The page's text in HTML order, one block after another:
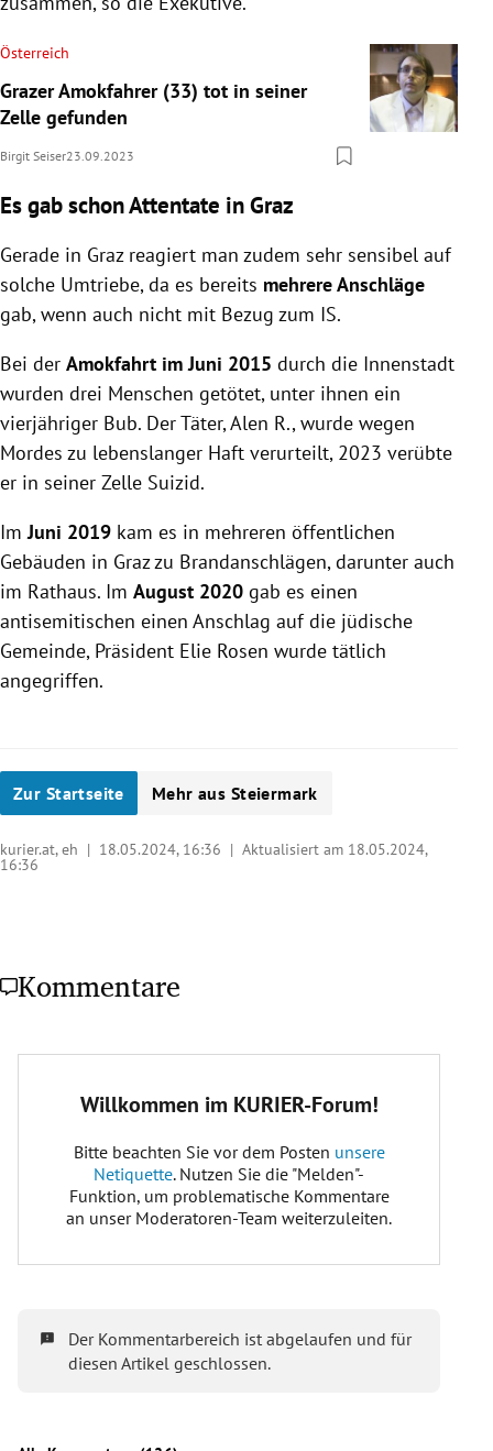
Österreich
Grazer Amokfahrer (33) tot in seiner
Zelle gefunden
Birgit Seiser23.09.2023
Es gab schon Attentate in Graz
Gerade in Graz reagiert man zudem sehr sensibel auf
solche Umtriebe, da es bereits mehrere Anschläge
gab, wenn auch nicht mit Bezug zum IS.
Bei der Amokfahrt im Juni 2015 durch die Innenstadt
wurden drei Menschen getötet, unter ihnen ein
vierjähriger Bub. Der Täter, Alen R., wurde wegen
Mordes zu lebenslanger Haft verurteilt, 2023 verübte
er in seiner Zelle Suizid.
Im Juni 2019 kam es in mehreren öffentlichen
Gebäuden in Graz zu Brandanschlägen, darunter auch
im Rathaus. Im August 2020 gab es einen
antisemitischen einen Anschlag auf die jüdische
Gemeinde, Präsident Elie Rosen wurde tätlich
angegriffen.
Zur Startseite Mehr aus Steiermark
kurier.at, eh | 18.05.2024, 16:36 | Aktualisiert am 18.05.2024,
16:36
Kommentare